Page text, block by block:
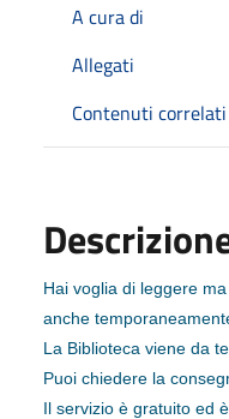
A cura di
Allegati
Contenuti correlati
Hai voglia di leggere
anche
La Biblioteca viene da
Puoi chiedere la
Il servizio è gratuito ed